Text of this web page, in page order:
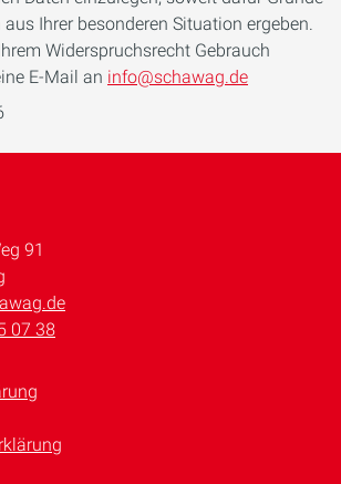
Ihrer besonderen Situation ergeben.
Widerspruchsrecht Gebrauch
E-Mail an info@schawag.de
91
07 38